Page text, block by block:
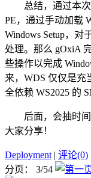
总结，通过本次
PE，通过手动加载
Windows Setup，对
处理。那么 gOxiA
些操作以完成
来，WDS 仅仅是充
全依赖 WS2025 的
后面，会抽时间
大家分享！
Deployment | 评论(0)
分页： 3/54